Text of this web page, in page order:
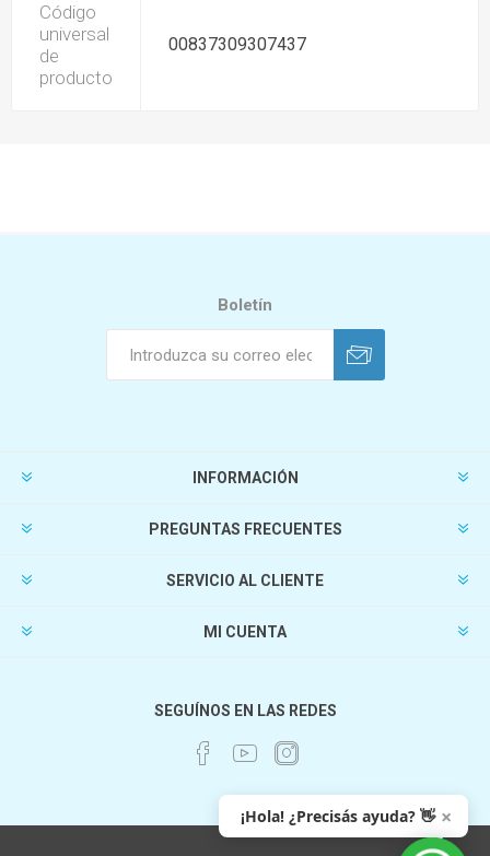
Código
universal
de
producto
00837309307437
Boletín
INFORMACIÓN
PREGUNTAS FRECUENTES
SERVICIO AL CLIENTE
MI CUENTA
SEGUÍNOS EN LAS REDES
¡Hola! ¿Precisás ayuda? 👋 ×